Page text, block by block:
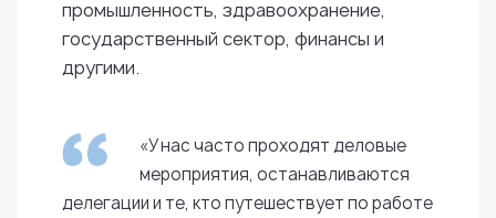
промышленность, здравоохранение,
государственный сектор, финансы и
другими.
«У нас часто проходят деловые
мероприятия, останавливаются
делегации и те, кто путешествует по работе